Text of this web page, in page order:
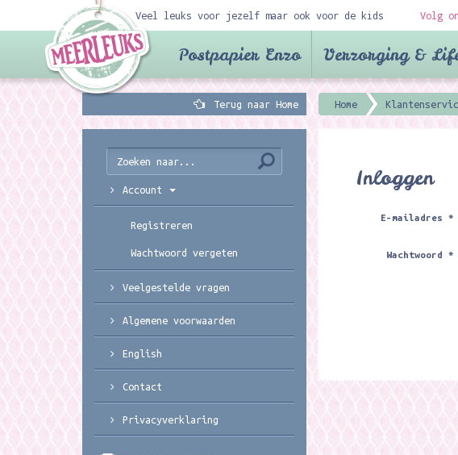
Veel leuks voor jezelf maar ook voor de kids Volg
Postpapier Enzo Verzorging &
Terug naar Home Home
Inloggen
E-mailadres*
Wachtwoord*
Account
Registreren
Wachtwoord vergeten
Veelgestelde vragen
Algemene voorwaarden
English
Contact
Privacyverklaring